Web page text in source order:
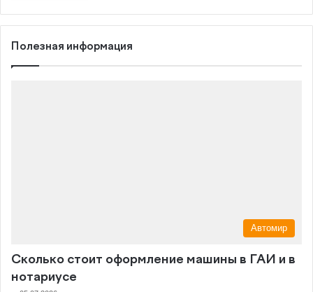
Полезная информация
Автомир
Сколько стоит оформление машины в ГАИ и в
нотариусе